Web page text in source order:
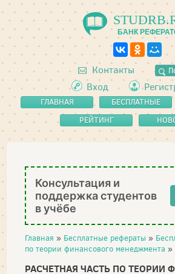
БАНК
Контакты
Вход
ГЛАВНАЯ
БЕСПЛАТНЫЕ
РЕФЕРАТЫ
РЕЙТИНГ
Консультация и
поддержка студентов
в учёбе
Главная » Бесплатные рефераты »
по теории финансового менеджмента »
РАСЧЕТНАЯ ЧАСТЬ ПО ТЕОРИИ